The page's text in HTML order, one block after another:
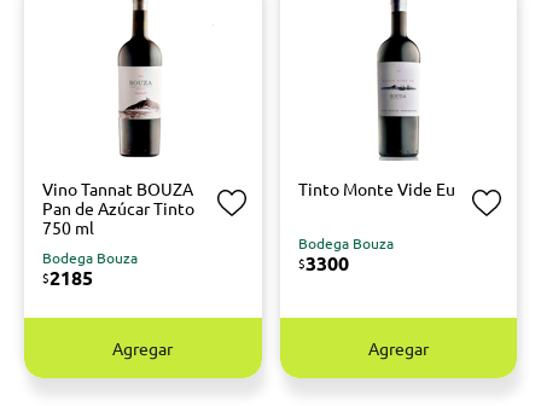
Vino Tannat BOUZA
Pan de Azúcar Tinto
750 ml
Bodega Bouza
$2185
Agregar
Tinto Monte Vide Eu
Bodega Bouza
$3300
Agregar